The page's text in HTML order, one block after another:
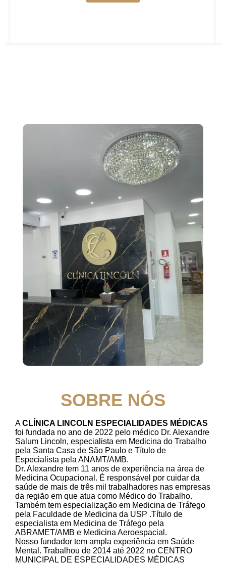
SOBRE NÓS
ACLÍNICA LINCOLN ESPECIALIDADES MÉDICAS
foi fundada no ano de 2022 pelo médico Dr. Alexandre
Salum Lincoln, especialista em Medicina do Trabalho
pela Santa Casa de São Paulo e Título de
Especialista pela ANAMT/AMB.
Dr. Alexandre tem 11 anos de experiência na área de
Medicina Ocupacional. É responsável por cuidar da
saúde de mais de três mil trabalhadores nas empresas
da região em que atua como Médico do Trabalho.
Também tem especialização em Medicina de Tráfego
pela Faculdade de Medicina da USP .Título de
especialista em Medicina de Tráfego pela
ABRAMET/AMB e Medicina Aeroespacial.
Nosso fundador tem ampla experiência em Saúde
Mental. Trabalhou de 2014 até 2022 no CENTRO
MUNICIPAL DE ESPECIALIDADES MÉDICAS